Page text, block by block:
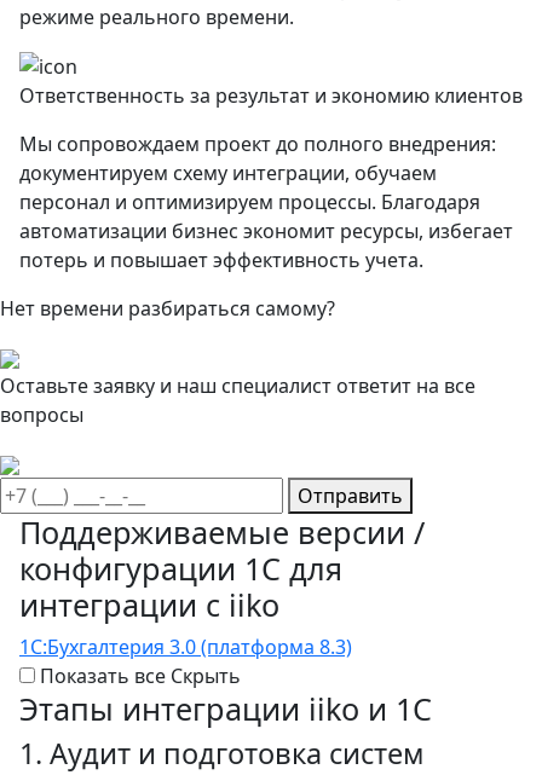
режиме реального времени.
Ответственность за результат и экономию клиентов
Мы сопровождаем проект до полного внедрения:
документируем схему интеграции, обучаем
персонал и оптимизируем процессы. Благодаря
автоматизации бизнес экономит ресурсы, избегает
потерь и повышает эффективность учета.
Нет времени разбираться самому?
Оставьте заявку и наш специалист ответит на все
вопросы
Отправить
Поддерживаемые версии /
конфигурации 1С для
интеграции с iiko
1С:Бухгалтерия 3.0 (платформа 8.3)
Показать все Скрыть
Этапы интеграции iiko и 1С
1. Аудит и подготовка систем